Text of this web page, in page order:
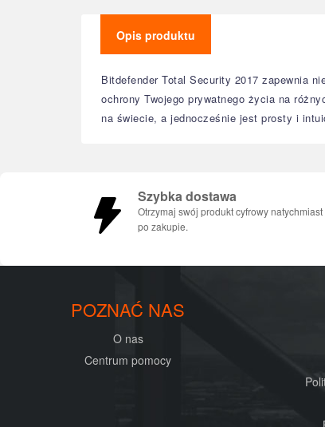
Opis produktu
Bitdefender Total Security 2017 zapewnia
ochrony Twojego prywatnego życia na
na świecie, a jednocześnie jest prosty i
Szybka dostawa
Otrzymaj swój produkt cyfrowy
po zakupie.
POZNAĆ NAS
O nas
Centrum pomocy